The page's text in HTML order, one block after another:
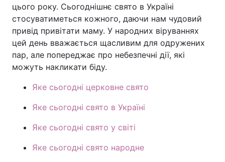
цього року. Сьогоднішнє свято в Україні
стосуватиметься кожного, даючи нам чудовий
привід привітати маму. У народних віруваннях
цей день вважається щасливим для одружених
пар, але попереджає про небезпечні дії, які
можуть накликати біду.
Яке сьогодні церковне свято
Яке сьогодні свято в Україні
Яке сьогодні свято у світі
Яке сьогодні свято народне